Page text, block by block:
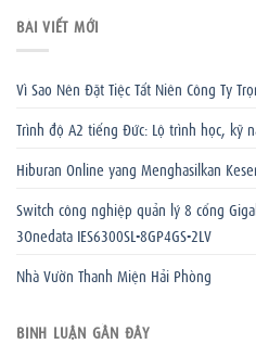
BÀI VIẾT MỚI
Vì Sao Nên Đặt Tiệc Tất Niên Công Ty
Trình độ A2 tiếng Đức: Lộ trình học, kỹ
Hiburan Online yang Menghasilkan
Switch công nghiệp quản lý 8 cổng
3Onedata IES6300SL-8GP4GS-2LV
Nhà Vườn Thanh Miện Hải Phòng
BÌNH LUẬN GẦN ĐÂY